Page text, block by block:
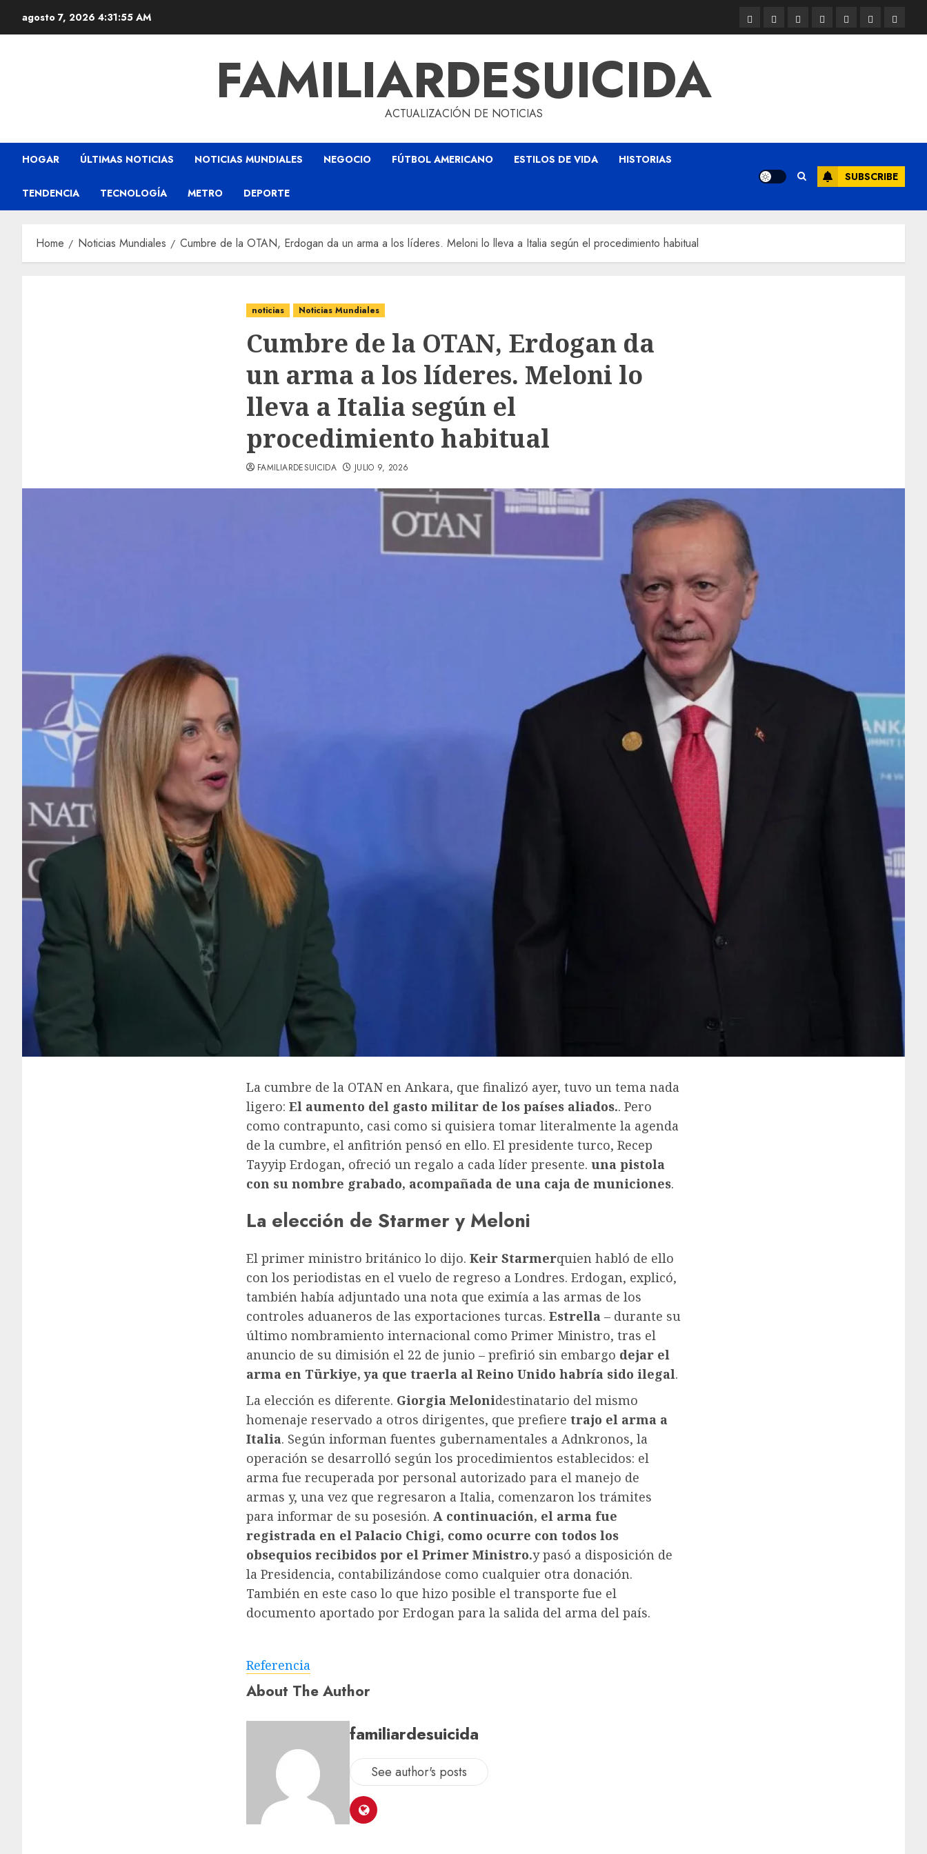
agosto 7, 2026 4:31:56 AM
FAMILIARDESUICIDA
ACTUALIZACIÓN DE NOTICIAS
HOGAR ÚLTIMAS NOTICIAS NOTICIAS MUNDIALES NEGOCIO FÚTBOL AMERICANO ESTILOS DE VIDA HISTORIAS
TENDENCIA TECNOLOGÍA METRO DEPORTE
SUBSCRIBE
Home Noticias Mundiales Cumbre de la OTAN, Erdogan da un arma a los líderes. Meloni lo lleva a Italia según el procedimiento habitual
noticias Noticias Mundiales
Cumbre de la OTAN, Erdogan da
un arma a los líderes. Meloni lo
lleva a Italia según el
procedimiento habitual
FAMILIARDESUICIDA JULIO 9, 2026
La cumbre de la OTAN en Ankara, que finalizó ayer, tuvo un tema nada
ligero: El aumento del gasto militar de los países aliados.. Pero
como contrapunto, casi como si quisiera tomar literalmente la agenda
de la cumbre, el anfitrión pensó en ello. El presidente turco, Recep
Tayyip Erdogan, ofreció un regalo a cada líder presente. una pistola
con su nombre grabado, acompañada de una caja de municiones.
La elección de Starmer y Meloni
El primer ministro británico lo dijo. Keir Starmerquien habló de ello
con los periodistas en el vuelo de regreso a Londres. Erdogan, explicó,
también había adjuntado una nota que eximía a las armas de los
controles aduaneros de las exportaciones turcas. Estrella – durante su
último nombramiento internacional como Primer Ministro, tras el
anuncio de su dimisión el 22 de junio – prefirió sin embargo dejar el
arma en Türkiye, ya que traerla al Reino Unido habría sido ilegal.
La elección es diferente. Giorgia Melonidestinatario del mismo
homenaje reservado a otros dirigentes, que prefiere trajo el arma a
Italia. Según informan fuentes gubernamentales a Adnkronos, la
operación se desarrolló según los procedimientos establecidos: el
arma fue recuperada por personal autorizado para el manejo de
armas y, una vez que regresaron a Italia, comenzaron los trámites
para informar de su posesión. A continuación, el arma fue
registrada en el Palacio Chigi, como ocurre con todos los
obsequios recibidos por el Primer Ministro.y pasó a disposición de
la Presidencia, contabilizándose como cualquier otra donación.
También en este caso lo que hizo posible el transporte fue el
documento aportado por Erdogan para la salida del arma del país.
Referencia
About The Author
familiardesuicida
See author's posts